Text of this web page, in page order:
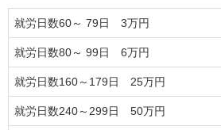
就労日数60～ 79日 3万円
就労日数80～ 99日 6万円
就労日数160～179日 25万円
就労日数240～299日 50万円